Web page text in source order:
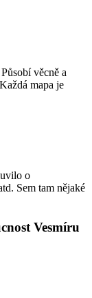
věcně a
mapa je
o
Sem tam nějaké
Vesmíru